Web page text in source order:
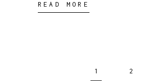
READ MORE
1 2